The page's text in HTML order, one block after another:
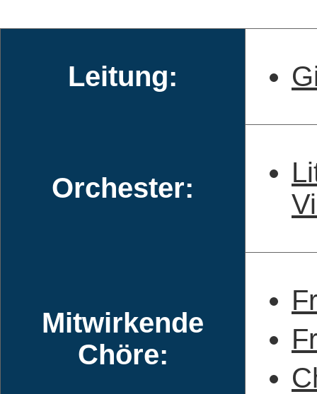
Leitung:
Orchester:
Mitwirkende
Chöre: